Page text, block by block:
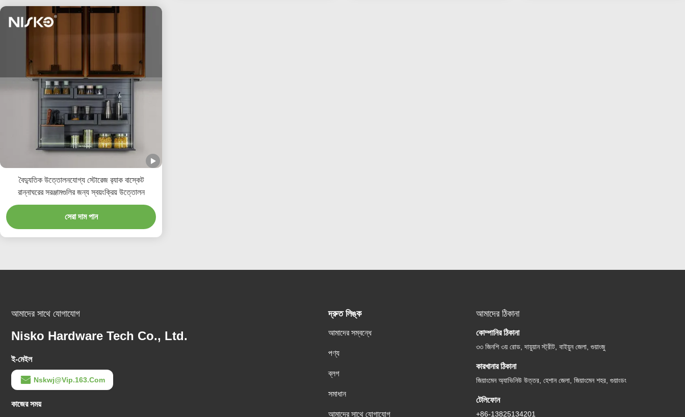
বৈদ্যুতিক উত্তোলনযোগ্য স্টোরেজ র‍্যাক বাস্কেট
রান্নাঘরের সরঞ্জামগুলির জন্য স্বয়ংক্রিয় উত্তোলন
সেরা দাম পান
আমাদের সাথে যোগাযোগ
Nisko Hardware Tech Co., Ltd.
ই-মেইল
Nskwj@vip.163.com
কাজের সময়
দ্রুত লিঙ্ক
আমাদের সম্বন্ধে
পণ্য
ব্লগ
সমাধান
আমাদের সাথে যোগাযোগ
আমাদের ঠিকানা
কোম্পানির ঠিকানা
৩৩ জিনশি ৩য় রোড, দায়ুয়ান স্ট্রীট, বাইয়ুন জেলা, গুয়াংজু
কারখানার ঠিকানা
জিয়াংমেন অ্যাভিনিউ উত্তর, হেশান জেলা, জিয়াংমেন শহর, গুয়াংডং
টেলিফোন
+86-13825134201